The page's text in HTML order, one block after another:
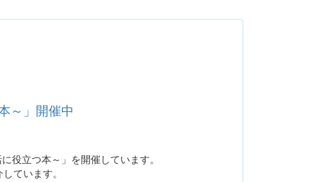
～」開催中
役立つ本～」を開催しています。
ています。